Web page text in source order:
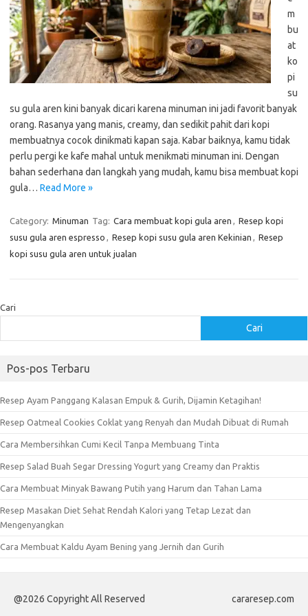
m
bu
at
ko
pi
su
su gula aren kini banyak dicari karena minuman ini jadi favorit banyak
orang. Rasanya yang manis, creamy, dan sedikit pahit dari kopi
membuatnya cocok dinikmati kapan saja. Kabar baiknya, kamu tidak
perlu pergi ke kafe mahal untuk menikmati minuman ini. Dengan
bahan sederhana dan langkah yang mudah, kamu bisa membuat kopi
gula… Read More »
Category: Minuman Tag: Cara membuat kopi gula aren , Resep kopi
susu gula aren espresso , Resep kopi susu gula aren Kekinian , Resep
kopi susu gula aren untuk jualan
Cari
Cari
Pos-pos Terbaru
Resep Ayam Panggang Kalasan Empuk & Gurih, Dijamin Ketagihan!
Resep Oatmeal Cookies Coklat yang Renyah dan Mudah Dibuat di Rumah
Cara Membersihkan Cumi Kecil Tanpa Membuang Tinta
Resep Salad Buah Segar Dressing Yogurt yang Creamy dan Praktis
Cara Membuat Minyak Bawang Putih yang Harum dan Tahan Lama
Resep Masakan Diet Sehat Rendah Kalori yang Tetap Lezat dan
Mengenyangkan
Cara Membuat Kaldu Ayam Bening yang Jernih dan Gurih
@2026 Copyright All Reserved cararesep.com